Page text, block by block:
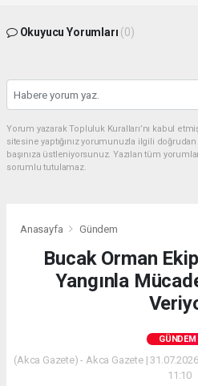
Okuyucu Yorumları (0)
Yorum yazarak Topluluk Kuralları’nı kabul
sitesine yaptığınız yorumunuzla ilgili
başınıza üstleniyorsunuz. Yazılan tüm
sorumlu tutulamaz.
Anasayfa Gündem
Bucak Orman
Yangınla
GÜNDEM
(Akca Gazete) - Akca Gazete |
11:10